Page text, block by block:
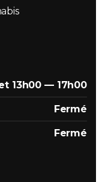
13h00 — 17h00
Fermé
Fermé